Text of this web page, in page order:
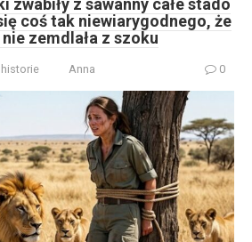
z sawanny całe stado
coś tak niewiarygodnego, że
zemdlała z szoku
historie Anna 0